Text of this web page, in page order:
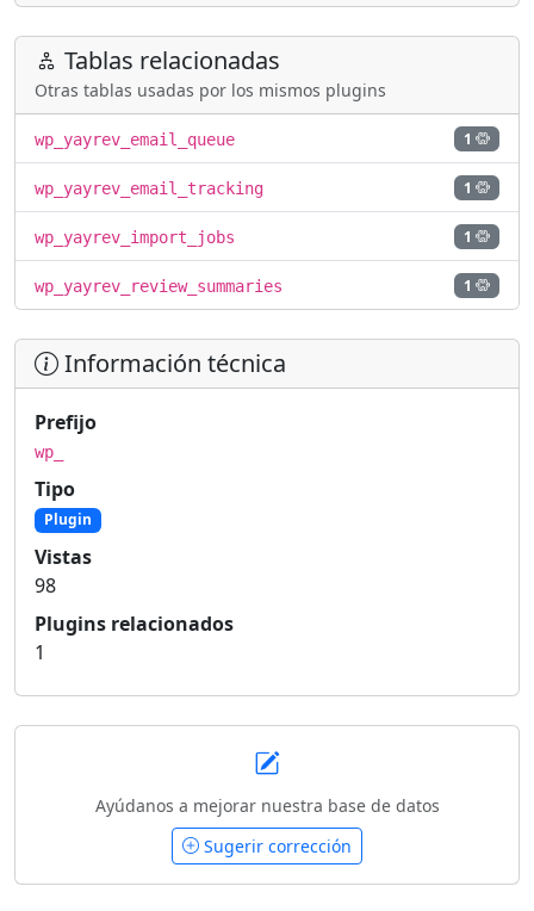
Tablas relacionadas
Otras tablas usadas por los mismos plugins
wp_yayrev_email_queue 1
wp_yayrev_email_tracking 1
wp_yayrev_import_jobs 1
wp_yayrev_review_summaries 1
Información técnica
Prefijo
wp_
Tipo
Plugin
Vistas
98
Plugins relacionados
1
Ayúdanos a mejorar nuestra base de datos
Sugerir corrección